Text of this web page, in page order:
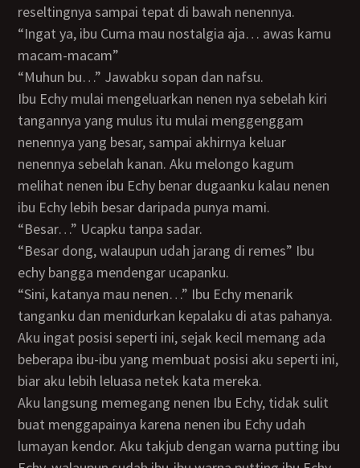
reseltingnya sampai tepat di bawah nenennya.
“Ingat ya, ibu Cuma mau nostalgia aja… awas kamu
macam-macam”
“Muhun bu…” Jawabku sopan dan nafsu.
Ibu Echy mulai mengeluarkan nenen nya sebelah kiri
tangannya yang mulus itu mulai menggenggam
nenennya yang besar, sampai akhirnya keluar
nenennya sebelah kanan. Aku melongo kagum
melihat nenen ibu Echy benar dugaanku kalau nenen
ibu Echy lebih besar daripada punya mami.
“Besar…” Ucapku tanpa sadar.
“Besar dong, walaupun udah jarang di remes” Ibu
echy bangga mendengar ucapanku.
“Sini, katanya mau nenen…” Ibu Echy menarik
tanganku dan menidurkan kepalaku di atas pahanya.
Aku ingat posisi seperti ini, sejak kecil memang ada
beberapa ibu-ibu yang membuat posisi aku seperti ini,
biar aku lebih leluasa netek kata mereka.
Aku langsung memegang nenen Ibu Echy, tidak sulit
buat menggapainya karena nenen ibu Echy udah
lumayan kendor. Aku takjub dengan warna putting ibu